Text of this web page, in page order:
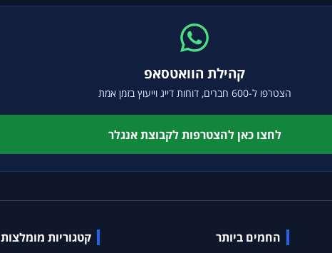
קהילת הוואטסאפ
הצטרפו ל-600 חברים, דוחות דייג וייעוץ בזמן אמת
לחצו כאן להצטרפות לקבוצת אנגלר
החמים ביותר קטגוריות מומלצות